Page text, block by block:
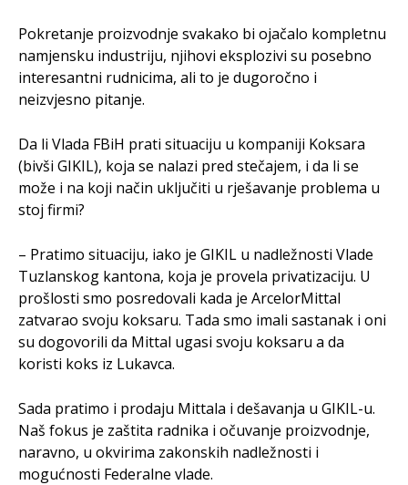
Pokretanje proizvodnje svakako bi ojačalo kompletnu
namjensku industriju, njihovi eksplozivi su posebno
interesantni rudnicima, ali to je dugoročno i
neizvjesno pitanje.
Da li Vlada FBiH prati situaciju u kompaniji Koksara
(bivši GIKIL), koja se nalazi pred stečajem, i da li se
može i na koji način uključiti u rješavanje problema u
stoj firmi?
– Pratimo situaciju, iako je GIKIL u nadležnosti Vlade
Tuzlanskog kantona, koja je provela privatizaciju. U
prošlosti smo posredovali kada je ArcelorMittal
zatvarao svoju koksaru. Tada smo imali sastanak i oni
su dogovorili da Mittal ugasi svoju koksaru a da
koristi koks iz Lukavca.
Sada pratimo i prodaju Mittala i dešavanja u GIKIL-u.
Naš fokus je zaštita radnika i očuvanje proizvodnje,
naravno, u okvirima zakonskih nadležnosti i
mogućnosti Federalne vlade.